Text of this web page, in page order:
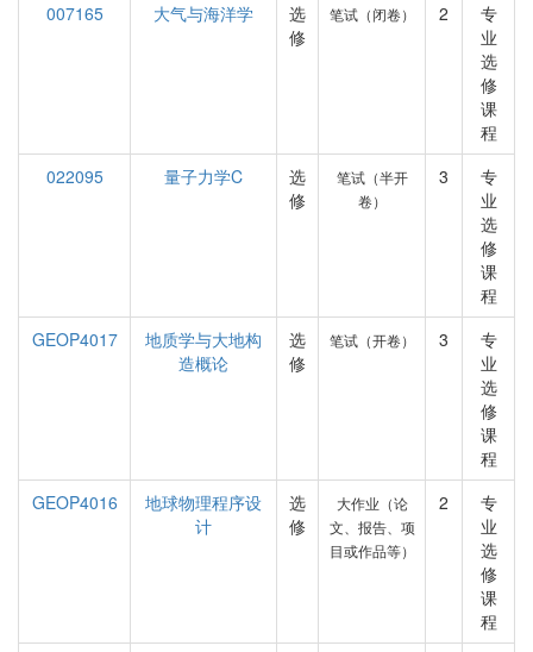
007165
大气与海洋学
选
修
笔试（闭卷） 2
专
业
选
修
课
程
022095
量子力学C
选
修
笔试（半开
卷）
3
专
业
选
修
课
程
GEOP4017
地质学与大地构
造概论
选
修
笔试（开卷） 3
专
业
选
修
课
程
GEOP4016
地球物理程序设
计
选
修
大作业（论
文、报告、项
目或作品等）
2
专
业
选
修
课
程